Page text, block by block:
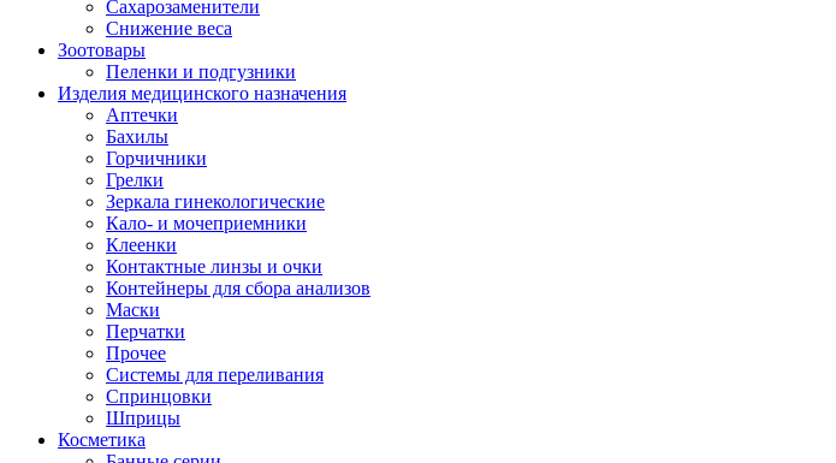
Сахарозаменители
Снижение веса
Зоотовары
Пеленки и подгузники
Изделия медицинского назначения
Аптечки
Бахилы
Горчичники
Грелки
Зеркала гинекологические
Кало- и мочеприемники
Клеенки
Контактные линзы и очки
Контейнеры для сбора анализов
Маски
Перчатки
Прочее
Системы для переливания
Спринцовки
Шприцы
Косметика